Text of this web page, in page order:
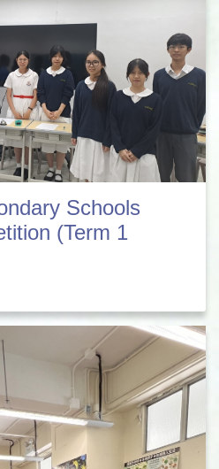
Schools
(Term 1